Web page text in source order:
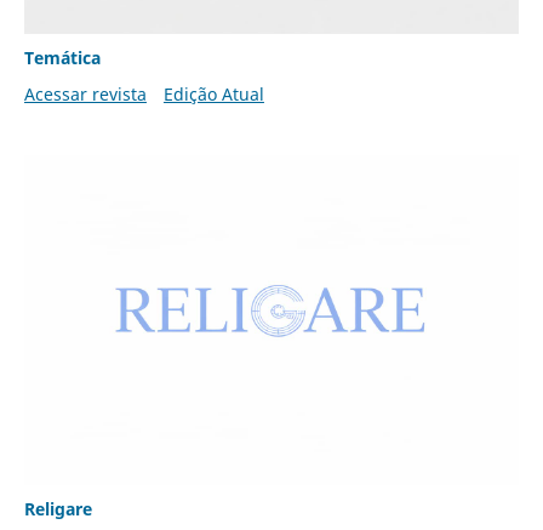
Temática
Acessar revista
Edição Atual
Religare